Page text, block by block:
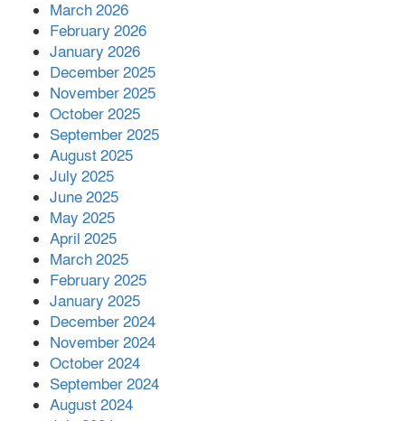
পাশে দাঁড়িয়ে শুনলেন সেবার বাস্তব চিত্র
খাল পুনঃখননে সাশ্রয়,সরকারি কোষাগারে ফিরল
২ কোটি ২০ লাখ টাকা।সততার অনন্য দৃষ্টান্ত
স্থাপন করলেন ইউএনও বেদবতী মিস্ত্রী।
March 2026
February 2026
January 2026
December 2025
November 2025
October 2025
September 2025
August 2025
July 2025
June 2025
May 2025
April 2025
March 2025
February 2025
January 2025
December 2024
November 2024
October 2024
September 2024
August 2024